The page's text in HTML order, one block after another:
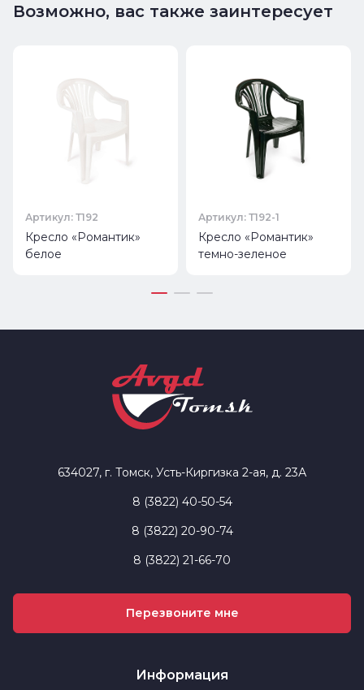
Возможно, вас также заинтересует
Артикул: Т192
Кресло «Романтик»
белое
Артикул: Т192-1
Кресло «Романтик»
темно-зеленое
634027, г. Томск, Усть-Киргизка 2-ая, д. 23А
8 (3822) 40-50-54
8 (3822) 20-90-74
8 (3822) 21-66-70
Перезвоните мне
Информация